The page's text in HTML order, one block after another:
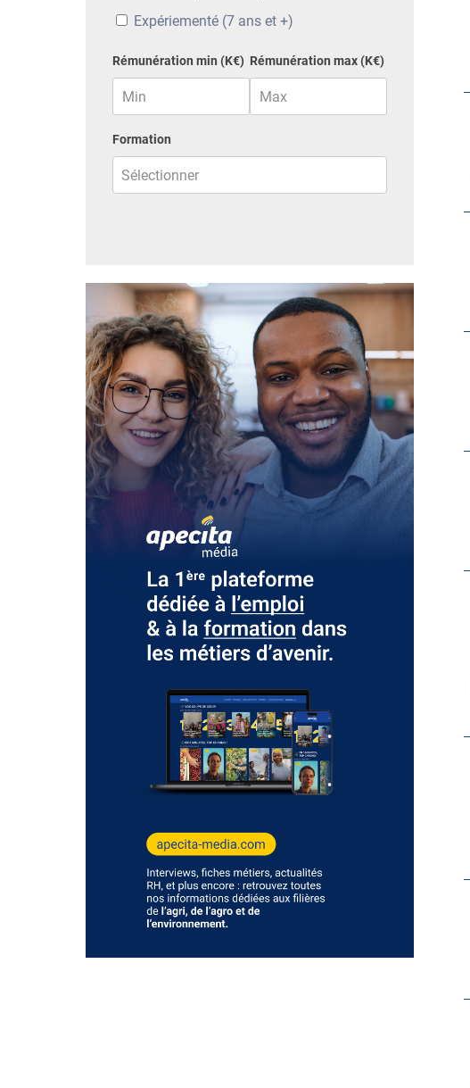
Expériementé (7 ans et +)
Rémunération min (K€) Rémunération max (K€)
Formation